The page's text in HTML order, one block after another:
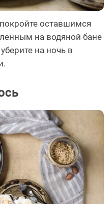
оставшимся
на водяной бане
на ночь в